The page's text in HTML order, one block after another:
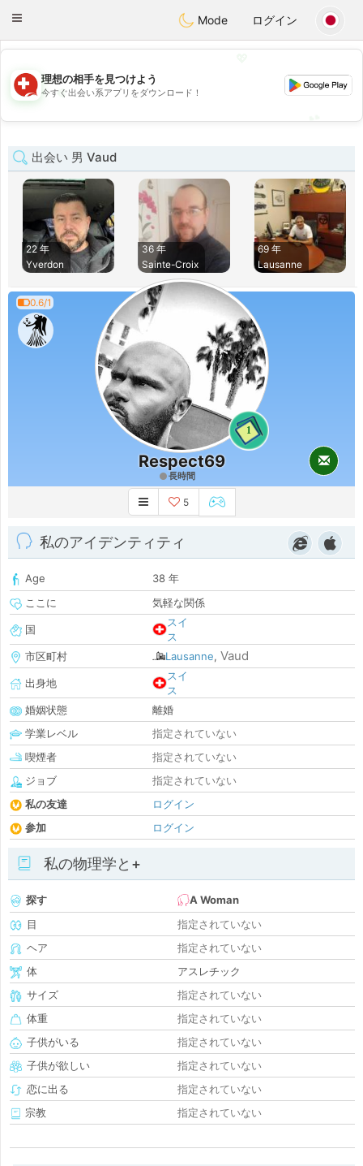
Suissi
Toggle
Mode ログイン
💖
💕
理想の相手を見つけよう
今すぐ出会い系アプリをダウンロード！
出会い 男 Vaud
22 年
Yverdon
36 年
Sainte-Croix
69 年
Lausanne
0.6/1
1
Respect69
長時間
5
私のアイデンティティ
Age
38 年
ここに
気軽な関係
国
スイ
ス
市区町村
Lausanne, Vaud
出身地
スイ
ス
婚姻状態
離婚
学業レベル
指定されていない
喫煙者
指定されていない
ジョブ
指定されていない
私の友達
ログイン
参加
ログイン
私の物理学と+
探す
A Woman
目
指定されていない
ヘア
指定されていない
体
アスレチック
サイズ
指定されていない
体重
指定されていない
子供がいる
指定されていない
子供が欲しい
指定されていない
恋に出る
指定されていない
宗教
指定されていない